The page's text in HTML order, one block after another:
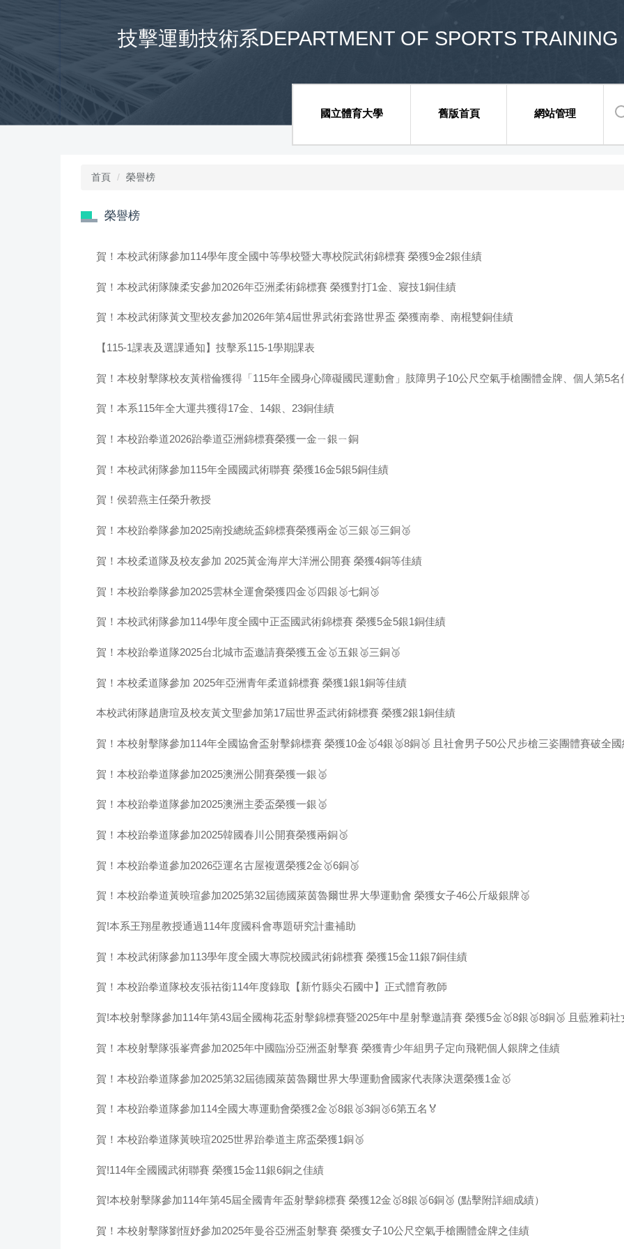
技擊運動技術系DEPARTMENT OF SPORTS
國立體育大學 舊版首頁 網站管理
首頁 榮譽榜
榮譽榜
賀！本校武術隊參加114學年度全國中等學校暨大專校院武術錦標賽 榮獲9金2銀佳績
賀！本校武術隊陳柔安參加2026年亞洲柔術錦標賽 榮獲對打1金、寢技1銅佳績
賀！本校武術隊黃文聖校友參加2026年第4屆世界武術套路世界盃 榮獲南拳、南棍雙銅佳績
【115-1課表及選課通知】技擊系115-1學期課表
賀！本校射擊隊校友黃楷倫獲得「115年全國身心障礙國民運動會」肢障男子10公尺空氣手槍團體金牌、個人第5名
賀！本系115年全大運共獲得17金、14銀、23銅佳績
賀！本校跆拳道2026跆拳道亞洲錦標賽榮獲一金ㄧ銀ㄧ銅
賀！本校武術隊參加115年全國國武術聯賽 榮獲16金5銀5銅佳績
賀！侯碧燕主任榮升教授
賀！本校跆拳隊參加2025南投總統盃錦標賽榮獲兩金🥇三銀🥈三銅🥉
賀！本校柔道隊及校友參加 2025黃金海岸大洋洲公開賽 榮獲4銅等佳績
賀！本校跆拳隊參加2025雲林全運會榮獲四金🥇四銀🥈七銅🥉
賀！本校武術隊參加114學年度全國中正盃國武術錦標賽 榮獲5金5銀1銅佳績
賀！本校跆拳道隊2025台北城市盃邀請賽榮獲五金🥇五銀🥈三銅🥉
賀！本校柔道隊參加 2025年亞洲青年柔道錦標賽 榮獲1銀1銅等佳績
本校武術隊趙唐瑄及校友黃文聖參加第17屆世界盃武術錦標賽 榮獲2銀1銅佳績
賀！本校射擊隊參加114年全國協會盃射擊錦標賽 榮獲10金🥇4銀🥈8銅🥉 且社會男子50公尺步槍三姿團體賽破全
賀！本校跆拳道隊參加2025澳洲公開賽榮獲一銀🥈
賀！本校跆拳道隊參加2025澳洲主委盃榮獲一銀🥈
賀！本校跆拳道隊參加2025韓國春川公開賽榮獲兩銅🥉
賀！本校跆拳道參加2026亞運名古屋複選榮獲2金🥇6銅🥉
賀！本校跆拳道黃映瑄參加2025第32屆德國萊茵魯爾世界大學運動會 榮獲女子46公斤級銀牌🥈
賀!本系王翔星教授通過114年度國科會專題研究計畫補助
賀！本校武術隊參加113學年度全國大專院校國武術錦標賽 榮獲15金11銀7銅佳績
賀！本校跆拳道隊校友張祜銜114年度錄取【新竹縣尖石國中】正式體育教師
賀!本校射擊隊參加114年第43屆全國梅花盃射擊錦標賽暨2025年中星射擊邀請賽 榮獲5金🥇8銀🥈8銅🥉 且藍雅莉
賀！本校射擊隊張峯齊參加2025年中國臨汾亞洲盃射擊賽 榮獲青少年組男子定向飛靶個人銀牌之佳績
賀！本校跆拳道隊參加2025第32屆德國萊茵魯爾世界大學運動會國家代表隊決選榮獲1金🥇
賀！本校跆拳道隊參加114全國大專運動會榮獲2金🥇8銀🥈3銅🥉6第五名🏅
賀！本校跆拳道隊黃映瑄2025世界跆拳道主席盃榮獲1銅🥉
賀!114年全國國武術聯賽 榮獲15金11銀6銅之佳績
賀!本校射擊隊參加114年第45屆全國青年盃射擊錦標賽 榮獲12金🥇8銀🥈6銅🥉 (點擊附詳細成績）
賀！本校射擊隊劉恆妤參加2025年曼谷亞洲盃射擊賽 榮獲女子10公尺空氣手槍團體金牌之佳績